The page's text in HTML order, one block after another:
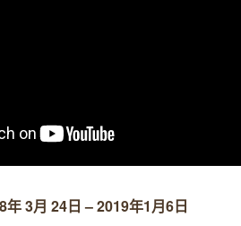
年 3月 24日 – 2019年1月6日